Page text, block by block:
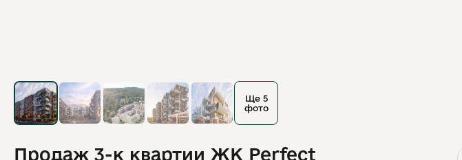
Ще 5
фото
Продаж 3-к квартии ЖК Perfect